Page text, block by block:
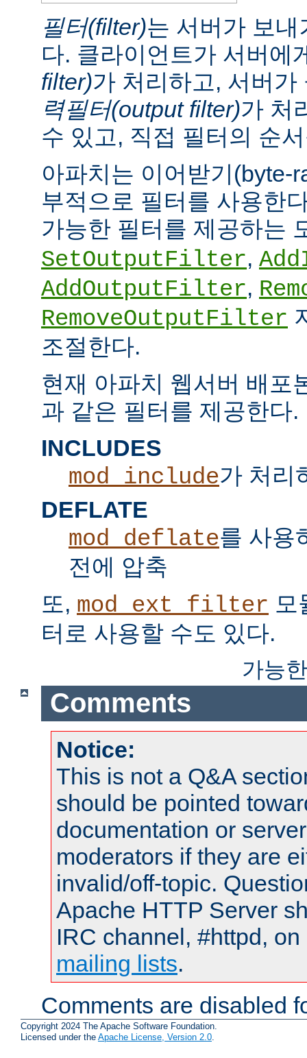
필터(filter)는 서버가 보
다. 클라이언트가 서버에
filter)가 처리하고, 서버
력필터(output filter)가 처
수 있고, 직접 필터의 순
아파치는 이어받기(byte-
부적으로 필터를 사용한
가능한 필터를 제공하는
SetOutputFilter,
AddOutputFilter,
RemoveOutputFilter
조절한다.
현재 아파치 웹서버 배포
과 같은 필터를 제공한다.
INCLUDES
mod_include가 처리
DEFLATE
mod_deflate를 사용
전에 압축
또, mod_ext_filter 모
터로 사용할 수도 있다.
가능
Comments
Notice:
This is not a Q&A
should be pointed
documentation or
moderators if they are
invalid/off-topic.
Apache HTTP Server
IRC channel, #httpd,
mailing lists.
Comments are disabled
Copyright 2024 The Apache Software Foundation.
Licensed under the Apache License, Version 2.0.